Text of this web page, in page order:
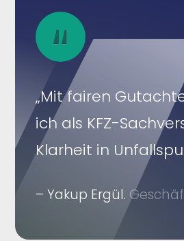
„Mit fairen
ich als KFZ-
Klarheit in
– Yakup Ergül.